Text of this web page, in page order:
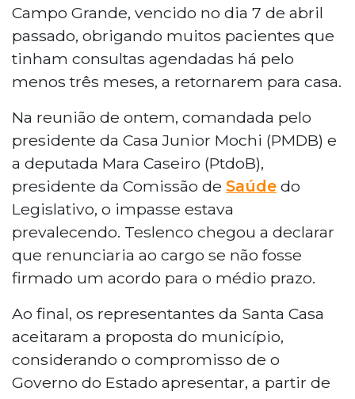
Campo Grande, vencido no dia 7 de abril
passado, obrigando muitos pacientes que
tinham consultas agendadas há pelo
menos três meses, a retornarem para casa.
Na reunião de ontem, comandada pelo
presidente da Casa Junior Mochi (PMDB) e
a deputada Mara Caseiro (PtdoB),
presidente da Comissão de Saúde do
Legislativo, o impasse estava
prevalecendo. Teslenco chegou a declarar
que renunciaria ao cargo se não fosse
firmado um acordo para o médio prazo.
Ao final, os representantes da Santa Casa
aceitaram a proposta do município,
considerando o compromisso de o
Governo do Estado apresentar, a partir de